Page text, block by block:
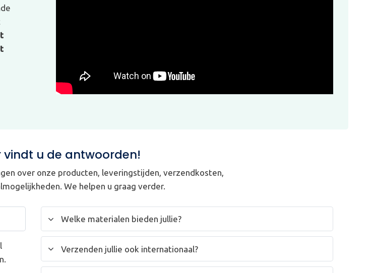
vindt u de antwoorden!
over onze producten, leveringstijden, verzendkosten,
We helpen u graag verder.
Welke materialen bieden jullie?
Verzenden jullie ook internationaal?